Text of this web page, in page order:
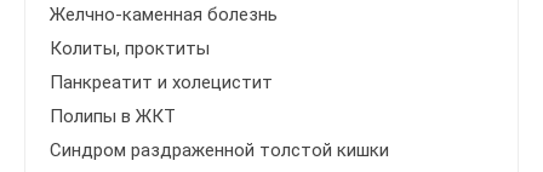
Желчно-каменная болезнь
Колиты, проктиты
Панкреатит и холецистит
Полипы в ЖКТ
Синдром раздраженной толстой кишки